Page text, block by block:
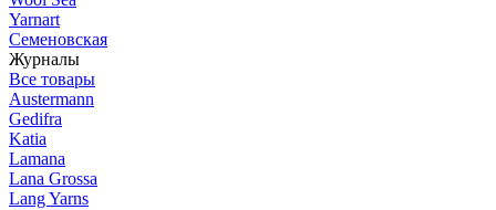
Yarnart
Семеновская
Журналы
Все товары
Austermann
Gedifra
Katia
Lamana
Lana Grossa
Lang Yarns